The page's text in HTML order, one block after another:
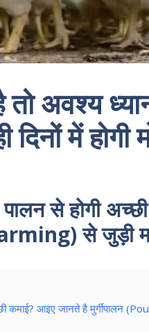
अवश्य
में होगी
पालन से होगी
से जुड़ी
कमाई? आइए जानते है मुर्गीपालन